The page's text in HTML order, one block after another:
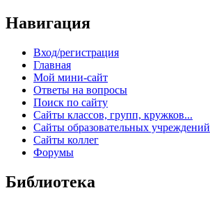
Навигация
Вход/регистрация
Главная
Мой мини-сайт
Ответы на вопросы
Поиск по сайту
Сайты классов, групп, кружков...
Сайты образовательных учреждений
Сайты коллег
Форумы
Библиотека